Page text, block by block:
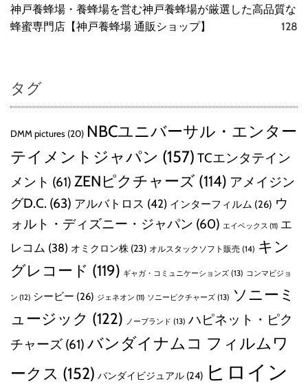
神戸養蜂場・養蜂場を営む神戸養蜂場が厳選した高品質な
蜂蜜専門店【神戸養蜂場 通販ショップ】
128
タグ
DMM pictures (20) NBCユニバーサル・エンター
テイメントジャパン (157) TCエンタテイン
メント (61) ZENピクチャーズ (114) アメイジン
グD.C. (63) アルバトロス (42) インターフィルム (26) ウ
ォルト・ディズニー・ジャパン (60) エイベックス (11) エ
レコム (38) オミクロン株 (23) オルスタックソフト販売 (14) キン
グレコード (119) ギャガ・コミュニケーションズ (13) コンマビジョ
ン (12) シービー (26) ジェネオン (11) ソニーピクチャーズ (13) ソニーミ
ュージック (122) ノーブランド (13) ハピネット・ピク
チャーズ (61) バンダイナムコ フィルムワ
ークス (152) バンダイビジュアル (24) ヒロイン